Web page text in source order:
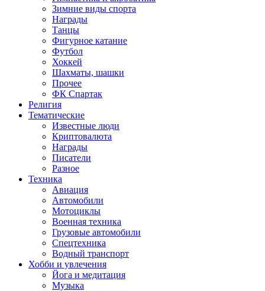
Зимние виды спорта
Награды
Танцы
Фигурное катание
Футбол
Хоккей
Шахматы, шашки
Прочее
ФК Спартак
Религия
Тематические
Известные люди
Криптовалюта
Награды
Писатели
Разное
Техника
Авиация
Автомобили
Мотоциклы
Военная техника
Грузовые автомобили
Спецтехника
Водный транспорт
Хобби и увлечения
Йога и медитация
Музыка